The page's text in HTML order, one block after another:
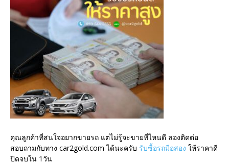
คุณลูกค้าที่สนใจอยากขายรถ แต่ไม่รู้จะขายที่ไหนดี ลองติดต่อ
สอบถามกับทาง car2gold.com ได้นะครับ รับซื้อรถมือสอง ให้ราคาดี
ปิดจบใน 1วัน